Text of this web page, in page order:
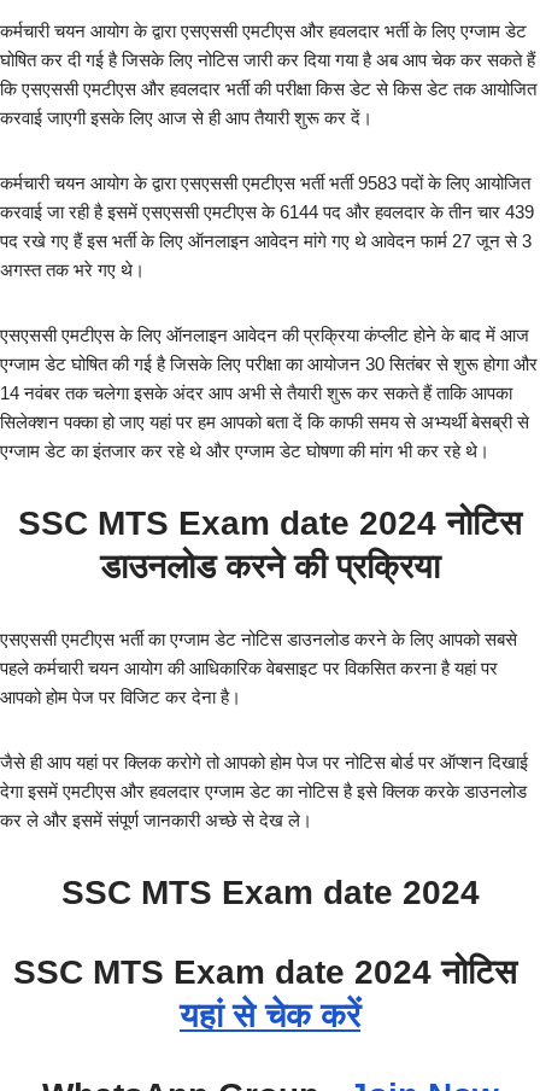
कर्मचारी चयन आयोग के द्वारा एसएससी एमटीएस और हवलदार भर्ती के लिए एग्जाम डेट
घोषित कर दी गई है जिसके लिए नोटिस जारी कर दिया गया है अब आप चेक कर सकते हैं
कि एसएससी एमटीएस और हवलदार भर्ती की परीक्षा किस डेट से किस डेट तक आयोजित
करवाई जाएगी इसके लिए आज से ही आप तैयारी शुरू कर दें।
कर्मचारी चयन आयोग के द्वारा एसएससी एमटीएस भर्ती भर्ती 9583 पदों के लिए आयोजित
करवाई जा रही है इसमें एसएससी एमटीएस के 6144 पद और हवलदार के तीन चार 439
पद रखे गए हैं इस भर्ती के लिए ऑनलाइन आवेदन मांगे गए थे आवेदन फार्म 27 जून से 3
अगस्त तक भरे गए थे।
एसएससी एमटीएस के लिए ऑनलाइन आवेदन की प्रक्रिया कंप्लीट होने के बाद में आज
एग्जाम डेट घोषित की गई है जिसके लिए परीक्षा का आयोजन 30 सितंबर से शुरू होगा और
14 नवंबर तक चलेगा इसके अंदर आप अभी से तैयारी शुरू कर सकते हैं ताकि आपका
सिलेक्शन पक्का हो जाए यहां पर हम आपको बता दें कि काफी समय से अभ्यर्थी बेसब्री से
एग्जाम डेट का इंतजार कर रहे थे और एग्जाम डेट घोषणा की मांग भी कर रहे थे।
SSC MTS Exam date 2024 नोटिस
डाउनलोड करने की प्रक्रिया
एसएससी एमटीएस भर्ती का एग्जाम डेट नोटिस डाउनलोड करने के लिए आपको सबसे
पहले कर्मचारी चयन आयोग की आधिकारिक वेबसाइट पर विकसित करना है यहां पर
आपको होम पेज पर विजिट कर देना है।
जैसे ही आप यहां पर क्लिक करोगे तो आपको होम पेज पर नोटिस बोर्ड पर ऑप्शन दिखाई
देगा इसमें एमटीएस और हवलदार एग्जाम डेट का नोटिस है इसे क्लिक करके डाउनलोड
कर ले और इसमें संपूर्ण जानकारी अच्छे से देख ले।
SSC MTS Exam date 2024
SSC MTS Exam date 2024 नोटिस
यहां से चेक करें